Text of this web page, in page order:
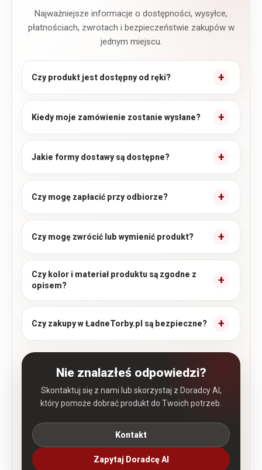
Najważniejsze informacje o dostępności, wysyłce,
płatnościach, zwrotach i bezpieczeństwie zakupów w
jednym miejscu.
Czy produkt jest dostępny od ręki?
Kiedy moje zamówienie zostanie wysłane?
Jakie formy dostawy są dostępne?
Czy mogę zapłacić przy odbiorze?
Czy mogę zwrócić lub wymienić produkt?
Czy kolor i materiał produktu są zgodne z
opisem?
Czy zakupy w ŁadneTorby.pl są bezpieczne?
Nie znalazłeś odpowiedzi?
Skontaktuj się z nami lub skorzystaj z Doradcy AI,
który pomoże dobrać produkt do Twoich potrzeb.
Kontakt
Zapytaj Doradcę AI